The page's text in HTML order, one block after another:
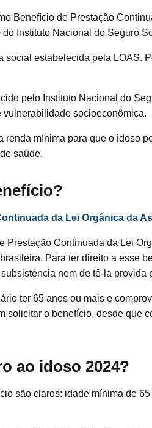
Benefício de Prestação
Instituto Nacional do Seguro
social estabelecida pela LOAS.
pelo Instituto Nacional do
socioeconômica.
renda mínima para que o idoso
saúde.
da Lei Orgânica da
Prestação Continuada da Lei
Para ter direito a esse
nem de tê-la provida
ter 65 anos ou mais e
solicitar o benefício, desde que
ao idoso 2024?
são claros: idade mínima de